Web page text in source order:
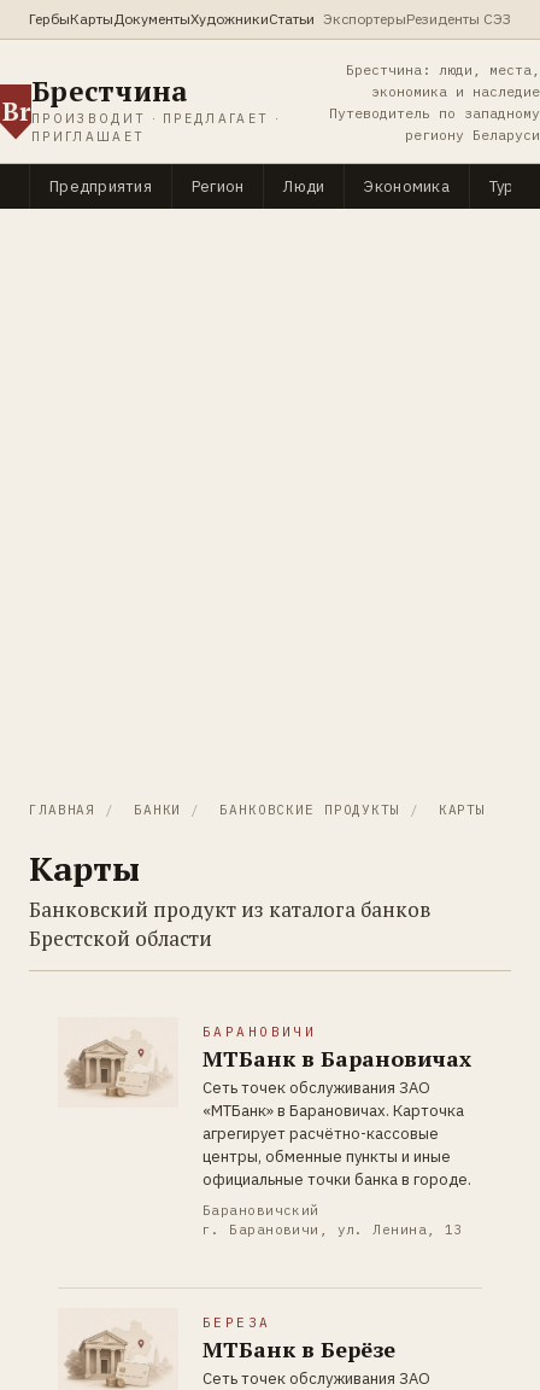
ГербыКартыДокументыХудожникиСтатьи ЭкспортерыРезиденты СЭЗ
Br
Брестчина
ПРОИЗВОДИТ · ПРЕДЛАГАЕТ ·
ПРИГЛАШАЕТ
Брестчина: люди, места,
экономика и наследие
Путеводитель по западному
региону Беларуси
Предприятия Регион Люди Экономика
ГЛАВНАЯ / БАНКИ / БАНКОВСКИЕ ПРОДУКТЫ / КАРТЫ
Карты
Банковский продукт из каталога банков
Брестской области
БАРАНОВИЧИ
МТБанк в Барановичах
Сеть точек обслуживания ЗАО
«МТБанк» в Барановичах. Карточка
агрегирует расчётно-кассовые
центры, обменные пункты и иные
официальные точки банка в городе.
Барановичский
г. Барановичи, ул. Ленина, 13
БЕРЕЗА
МТБанк в Берёзе
Сеть точек обслуживания ЗАО